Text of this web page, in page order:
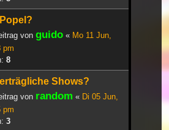
von guido « Mo 11 Jun,
pm
8
Shows?
von random « Di 05 Jun,
pm
3